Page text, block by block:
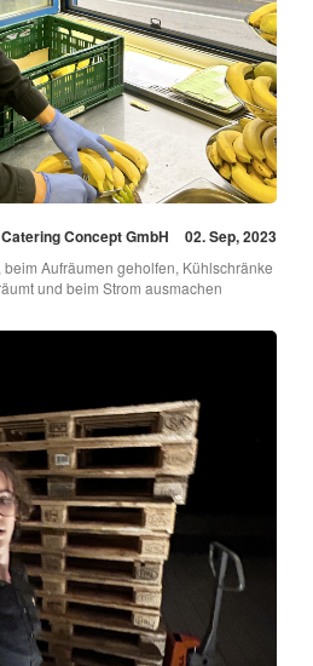
Concept GmbH 02. Sep, 2023
Aufräumen geholfen, Kühlschränke
und beim Strom ausmachen